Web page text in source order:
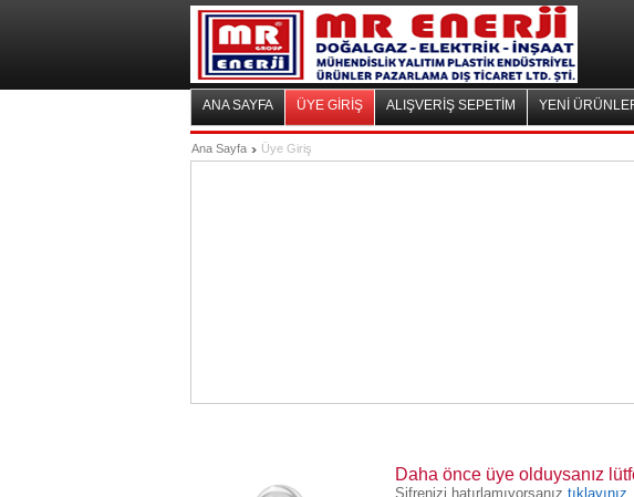
ANA SAYFA ÜYE GİRİŞ ALIŞVERİŞ SEPETİM YENİ
Ana Sayfa Üye Giriş
Daha önce üye olduysanız
Şifrenizi hatırlamıyorsanız tıklayınız.